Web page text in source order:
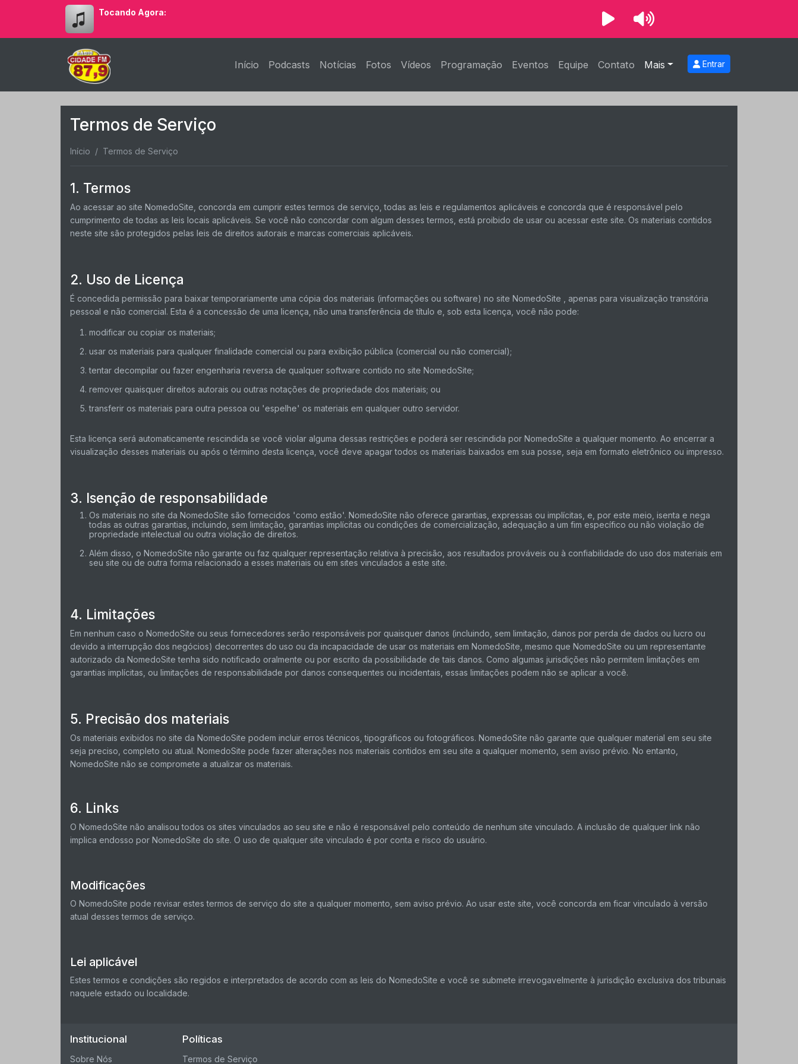
Tocando Agora:
Início Podcasts Notícias Fotos Vídeos Programação Eventos Equipe Contato Mais Entrar
Termos de Serviço
Início Termos de Serviço
1. Termos
Ao acessar ao site NomedoSite, concorda em cumprir estes termos de serviço, todas as leis e regulamentos aplicáveis ​​e concorda que é responsável pelo
cumprimento de todas as leis locais aplicáveis. Se você não concordar com algum desses termos, está proibido de usar ou acessar este site. Os materiais contidos
neste site são protegidos pelas leis de direitos autorais e marcas comerciais aplicáveis.
2. Uso de Licença
É concedida permissão para baixar temporariamente uma cópia dos materiais (informações ou software) no site NomedoSite , apenas para visualização transitória
pessoal e não comercial. Esta é a concessão de uma licença, não uma transferência de título e, sob esta licença, você não pode:
modificar ou copiar os materiais;
usar os materiais para qualquer finalidade comercial ou para exibição pública (comercial ou não comercial);
tentar decompilar ou fazer engenharia reversa de qualquer software contido no site NomedoSite;
remover quaisquer direitos autorais ou outras notações de propriedade dos materiais; ou
transferir os materiais para outra pessoa ou 'espelhe' os materiais em qualquer outro servidor.
Esta licença será automaticamente rescindida se você violar alguma dessas restrições e poderá ser rescindida por NomedoSite a qualquer momento. Ao encerrar a
visualização desses materiais ou após o término desta licença, você deve apagar todos os materiais baixados em sua posse, seja em formato eletrônico ou impresso.
3. Isenção de responsabilidade
Os materiais no site da NomedoSite são fornecidos 'como estão'. NomedoSite não oferece garantias, expressas ou implícitas, e, por este meio, isenta e nega
todas as outras garantias, incluindo, sem limitação, garantias implícitas ou condições de comercialização, adequação a um fim específico ou não violação de
propriedade intelectual ou outra violação de direitos.
Além disso, o NomedoSite não garante ou faz qualquer representação relativa à precisão, aos resultados prováveis ​​ou à confiabilidade do uso dos materiais em
seu site ou de outra forma relacionado a esses materiais ou em sites vinculados a este site.
4. Limitações
Em nenhum caso o NomedoSite ou seus fornecedores serão responsáveis ​​por quaisquer danos (incluindo, sem limitação, danos por perda de dados ou lucro ou
devido a interrupção dos negócios) decorrentes do uso ou da incapacidade de usar os materiais em NomedoSite, mesmo que NomedoSite ou um representante
autorizado da NomedoSite tenha sido notificado oralmente ou por escrito da possibilidade de tais danos. Como algumas jurisdições não permitem limitações em
garantias implícitas, ou limitações de responsabilidade por danos consequentes ou incidentais, essas limitações podem não se aplicar a você.
5. Precisão dos materiais
Os materiais exibidos no site da NomedoSite podem incluir erros técnicos, tipográficos ou fotográficos. NomedoSite não garante que qualquer material em seu site
seja preciso, completo ou atual. NomedoSite pode fazer alterações nos materiais contidos em seu site a qualquer momento, sem aviso prévio. No entanto,
NomedoSite não se compromete a atualizar os materiais.
6. Links
O NomedoSite não analisou todos os sites vinculados ao seu site e não é responsável pelo conteúdo de nenhum site vinculado. A inclusão de qualquer link não
implica endosso por NomedoSite do site. O uso de qualquer site vinculado é por conta e risco do usuário.
Modificações
O NomedoSite pode revisar estes termos de serviço do site a qualquer momento, sem aviso prévio. Ao usar este site, você concorda em ficar vinculado à versão
atual desses termos de serviço.
Lei aplicável
Estes termos e condições são regidos e interpretados de acordo com as leis do NomedoSite e você se submete irrevogavelmente à jurisdição exclusiva dos tribunais
naquele estado ou localidade.
Institucional
Sobre Nós
Políticas
Termos de Serviço